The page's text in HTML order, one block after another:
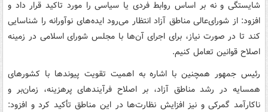
شایستگی و نه بر اساس روابط فردی یا سیاسی را مورد تاکید قرار داد و
افزود: از شورای‌عالی مناطق آزاد انتظار می‌رود ایده‌های نوآورانه را شناسایی
کند تا در صورت نیاز، برای اجرای آن‌ها با مجلس شورای اسلامی در زمینه
اصلاح قوانین تعامل کنیم.
رئیس جمهور همچنین با اشاره به اهمیت تقویت پیوندها با کشورهای
همسایه در رشد مناطق آزاد، بر اصلاح فرآیندهای پرهزینه، زمان‌بر و
ناکارآمد گمرکی و نیز افزایش نظارت‌ها در این مناطق تأکید کرد و افزود: